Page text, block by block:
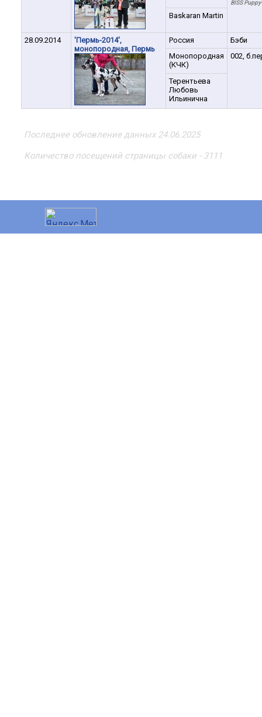
BISS
Baskaran Martin
28.09.2014
'Пермь-2014',
монопородная, Пермь
Россия
Бэби
Монопородная
(КЧК)
002,
Терентьева
Любовь
Ильинична
Последнее обновление данных 24.06.2025
Количество посещений страницы собаки - 3111